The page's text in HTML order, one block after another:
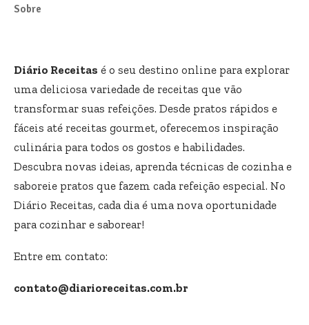
Sobre
Diário Receitas é o seu destino online para explorar
uma deliciosa variedade de receitas que vão
transformar suas refeições. Desde pratos rápidos e
fáceis até receitas gourmet, oferecemos inspiração
culinária para todos os gostos e habilidades.
Descubra novas ideias, aprenda técnicas de cozinha e
saboreie pratos que fazem cada refeição especial. No
Diário Receitas, cada dia é uma nova oportunidade
para cozinhar e saborear!
Entre em contato:
contato@diarioreceitas.com.br